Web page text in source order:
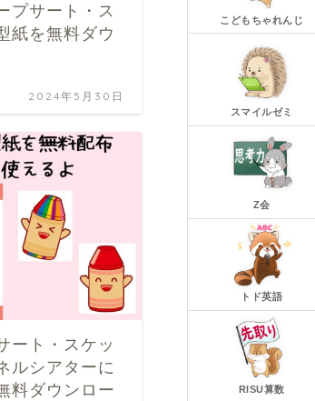
プサート・ス
紙を無料ダウ
2024年5月30日
ート・スケッ
ルシアターに
料ダウンロー
こどもちゃれんじ
スマイルゼミ
Z会
トド英語
RISU算数